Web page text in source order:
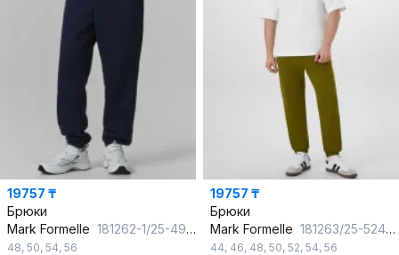
19757 ₸
Брюки
Mark Formelle 181262-1/25-4903Ц-7П неви
48, 50, 54, 56
19757 ₸
Брюки
Mark Formelle 181263/25-5241Ц-7П травяной
44, 46, 48, 50, 52, 54, 56